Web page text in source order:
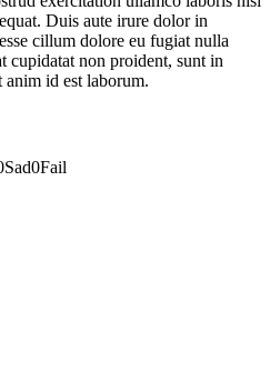
Duis aute irure dolor in
cillum dolore eu fugiat nulla
cupidatat non proident, sunt in
id est laborum.
Sad0Fail